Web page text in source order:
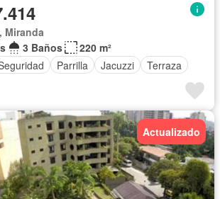
Miranda
3 Baños
220 m²
Parrilla Jacuzzi Terraza
Actualizado